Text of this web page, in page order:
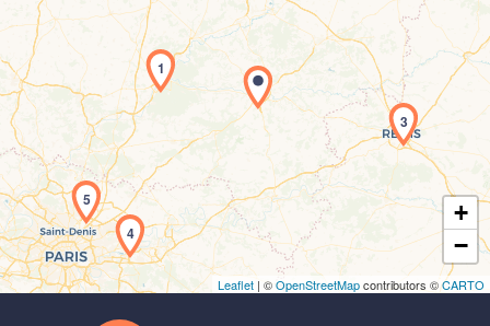
Chargement de la carte en cours...
1
3
4
5
+
−
Leaflet | ©OpenStreetMapcontributors ©CARTO